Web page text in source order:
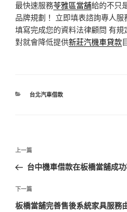
最快速服務苓雅區當舖給的不只
品牌規劃！ 立即填表諮詢專人服
填寫完成您的資料法律顧問 有規
對就會降低提供新莊汽機車貸款
分
台北汽車借款
文
導
覽
上
一
文
章
上一篇
台中機車借款在板橋當舖成
下
一
下一篇
板橋當舖完善售後系統家具服務